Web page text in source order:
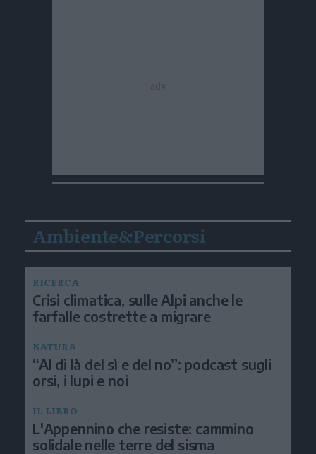
Ambiente&Percorsi
RICERCA
Crisi climatica, sulle Alpi anche le
farfalle costrette a migrare
NATURA
“Al di là del sì e del no”: podcast sugli
orsi, i lupi e noi
IL LIBRO
L'Appennino che resiste: cammino
solidale nelle terre del sisma